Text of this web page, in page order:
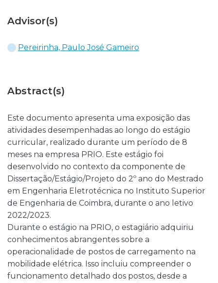
Advisor(s)
Pereirinha, Paulo José Gameiro
Abstract(s)
Este documento apresenta uma exposição das
atividades desempenhadas ao longo do estágio
curricular, realizado durante um período de 8
meses na empresa PRIO. Este estágio foi
desenvolvido no contexto da componente de
Dissertação/Estágio/Projeto do 2º ano do Mestrado
em Engenharia Eletrotécnica no Instituto Superior
de Engenharia de Coimbra, durante o ano letivo
2022/2023.
Durante o estágio na PRIO, o estagiário adquiriu
conhecimentos abrangentes sobre a
operacionalidade de postos de carregamento na
mobilidade elétrica. Isso incluiu compreender o
funcionamento detalhado dos postos, desde a